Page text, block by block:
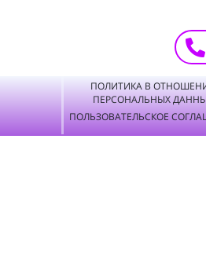
ПОЛИТИКА В
ПЕРСОНАЛЬНЫХ
ПОЛЬЗОВАТЕЛЬСКОЕ